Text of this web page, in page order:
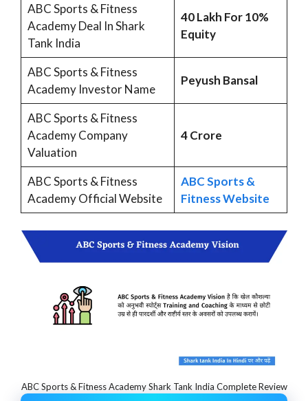
ABC Sports & Fitness
Academy Deal In Shark
Tank India
40 Lakh For 10%
Equity
ABC Sports & Fitness
Academy Investor Name
Peyush Bansal
ABC Sports & Fitness
Academy Company
Valuation
4 Crore
ABC Sports & Fitness
Academy Official Website
ABC Sports &
Fitness Website
ABC Sports & Fitness Academy Shark Tank India Complete Review